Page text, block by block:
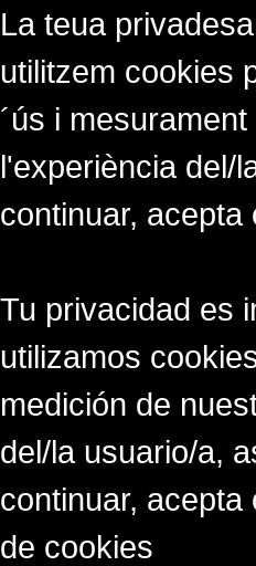
La teua
utilitzem cookies
´ús i
l'experiència del/
continuar,
Tu privacidad es
utilizamos
medición de
del/la usuario/a,
continuar,
de cookies